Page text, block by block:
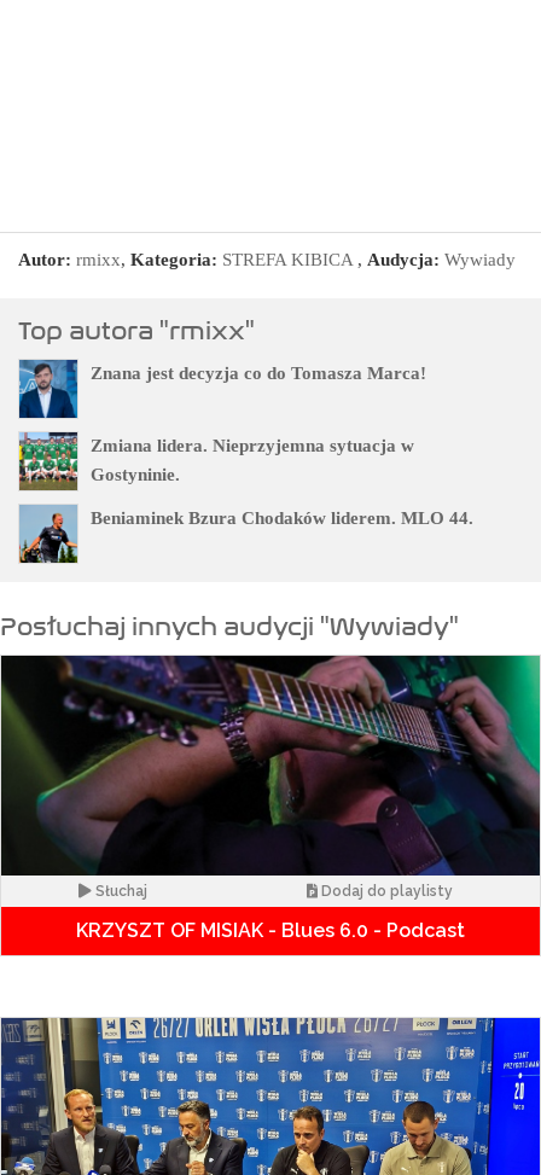
Autor: rmixx, Kategoria: STREFA KIBICA , Audycja: Wywiady
Top autora "rmixx"
Znana jest decyzja co do Tomasza Marca!
Zmiana lidera. Nieprzyjemna sytuacja w
Gostyninie.
Beniaminek Bzura Chodaków liderem. MLO 44.
Posłuchaj innych audycji "Wywiady"
Słuchaj Dodaj do playlisty
KRZYSZT OF MISIAK - Blues 6.0 - Podcast